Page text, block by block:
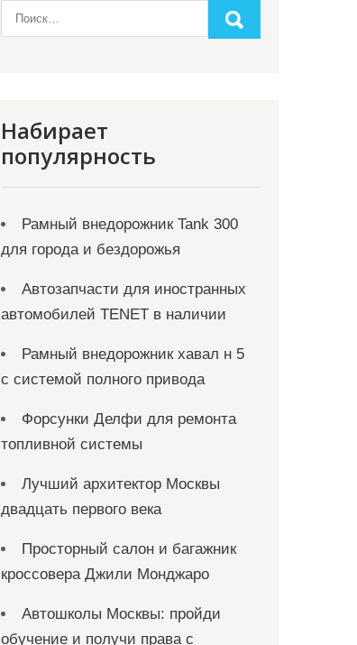
Набирает
популярность
Рамный внедорожник Tank 300
для города и бездорожья
Автозапчасти для иностранных
автомобилей TENET в наличии
Рамный внедорожник хавал н 5
с системой полного привода
Форсунки Делфи для ремонта
топливной системы
Лучший архитектор Москвы
двадцать первого века
Просторный салон и багажник
кроссовера Джили Монджаро
Автошколы Москвы: пройди
обучение и получи права с